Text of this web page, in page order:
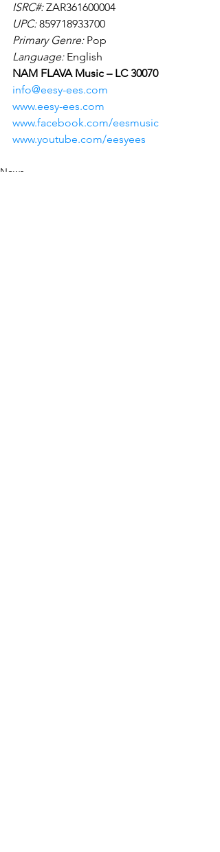
ISRC#: ZAR361600004
UPC: 859718933700
Primary Genre: Pop
Language: English
NAM FLAVA Music – LC 30070
info@eesy-ees.com
www.eesy-ees.com
www.facebook.com/eesmusic
www.youtube.com/eesyees
News